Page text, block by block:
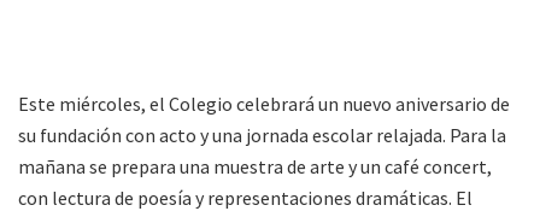
Este miércoles, el Colegio celebrará un nuevo aniversario de
su fundación con acto y una jornada escolar relajada. Para la
mañana se prepara una muestra de arte y un café concert,
con lectura de poesía y representaciones dramáticas. El